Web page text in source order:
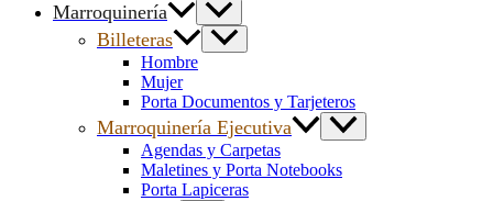
Marroquinería
Billeteras
Hombre
Mujer
Porta Documentos y Tarjeteros
Marroquinería Ejecutiva
Agendas y Carpetas
Maletines y Porta Notebooks
Porta Lapiceras